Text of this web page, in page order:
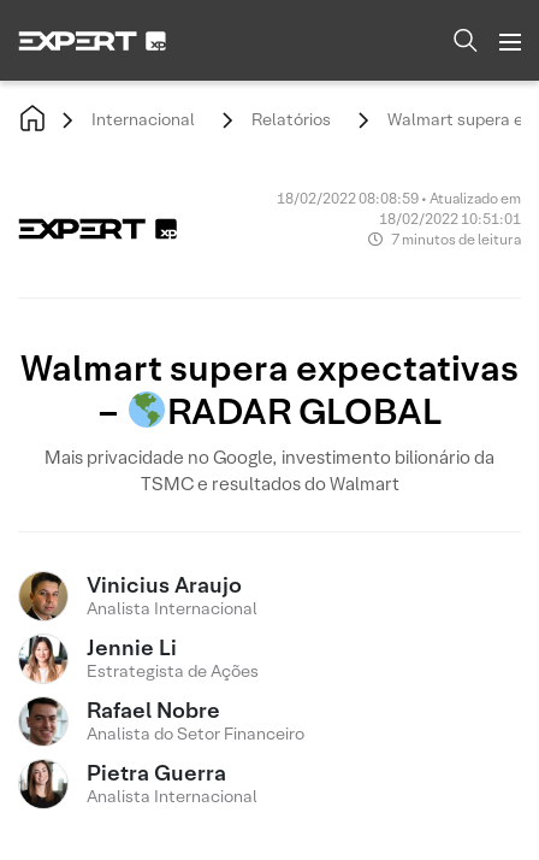
Internacional Relatórios Walmart supera
18/02/2022 08:08:59 • Atualizado em
18/02/2022 10:51:01
7 minutos de leitura
Walmart supera expectativas
–
RADAR GLOBAL
Mais privacidade no Google, investimento bilionário da
TSMC e resultados do Walmart
Vinicius Araujo
Analista Internacional
Jennie Li
Estrategista de Ações
Rafael Nobre
Analista do Setor Financeiro
Pietra Guerra
Analista Internacional